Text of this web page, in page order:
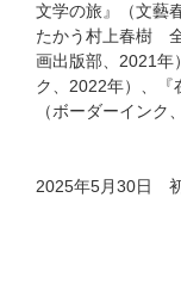
文学の旅』（文藝
たかう村上春樹
画出版部、2021年
ク、2022年）、
（ボーダーインク
2025年5月30日